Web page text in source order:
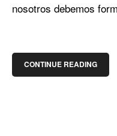
nosotros debemos
CONTINUE READING